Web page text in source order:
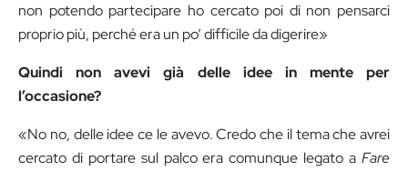
non potendo partecipare ho cercato poi di non pensarci
proprio più, perché era un po’ difficile da digerire»
Quindi non avevi già delle idee in mente per
l’occasione?
«No no, delle idee ce le avevo. Credo che il tema che avrei
cercato di portare sul palco era comunque legato a Fare